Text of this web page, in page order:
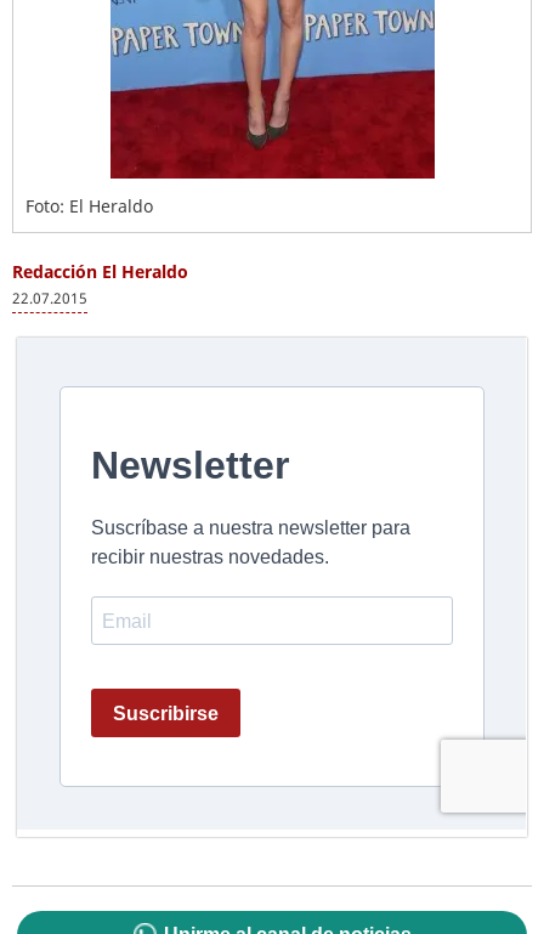
Foto: El Heraldo
Redacción El Heraldo
22.07.2015